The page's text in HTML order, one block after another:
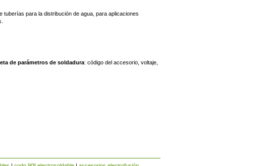
tuberías para la distribución de agua, para aplicaciones
de parámetros de soldadura: código del accesorio, voltaje,